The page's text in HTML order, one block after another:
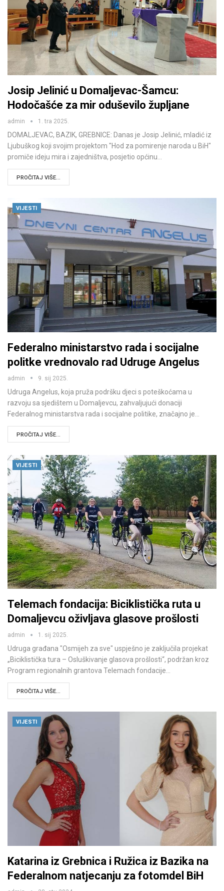
Josip Jelinić u Domaljevac-Šamcu:
Hodočašće za mir oduševilo župljane
admin 1. tra 2025.
DOMALJEVAC, BAZIK, GREBNICE: Danas je Josip Jelinić, mladić iz
Ljubuškog koji svojim projektom "Hod za pomirenje naroda u BiH"
promiče ideju mira i zajedništva, posjetio općinu…
PROČITAJ VIŠE...
VIJESTI
Federalno ministarstvo rada i socijalne
politke vrednovalo rad Udruge Angelus
admin 9. sij 2025.
Udruga Angelus, koja pruža podršku djeci s poteškoćama u
razvoju sa sjedištem u Domaljevcu, zahvaljujući donaciji
Federalnog ministarstva rada i socijalne politike, značajno je…
PROČITAJ VIŠE...
VIJESTI
Telemach fondacija: Biciklistička ruta u
Domaljevcu oživljava glasove prošlosti
admin 1. sij 2025.
Udruga građana "Osmijeh za sve" uspješno je zaključila projekat
„Biciklistička tura – Osluškivanje glasova prošlosti“, podržan kroz
Program regionalnih grantova Telemach fondacije…
PROČITAJ VIŠE...
VIJESTI
Katarina iz Grebnica i Ružica iz Bazika na
Federalnom natjecanju za fotomdel BiH